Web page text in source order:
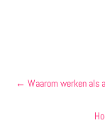
←Waarom werken als